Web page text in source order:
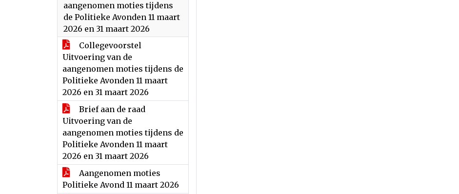
aangenomen moties tijdens
de Politieke Avonden 11 maart
2026 en 31 maart 2026
Collegevoorstel
Uitvoering van de
aangenomen moties tijdens de
Politieke Avonden 11 maart
2026 en 31 maart 2026
Brief aan de raad
Uitvoering van de
aangenomen moties tijdens de
Politieke Avonden 11 maart
2026 en 31 maart 2026
Aangenomen moties
Politieke Avond 11 maart 2026